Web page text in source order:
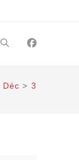
Toggle
website
Déc > 3